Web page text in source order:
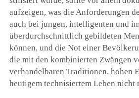
aufzeigen, was die Anforderungen
auch bei jungen, intelligenten und
überdurchschnittlich gebildeten
können, und die Not einer
die mit den kombinierten Zwängen
verhandelbaren Traditionen, hohen
heutigem technisiertem Leben nicht